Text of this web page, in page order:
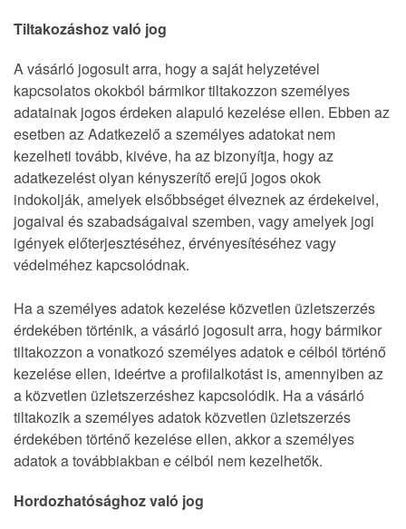
Tiltakozáshoz való jog
A vásárló jogosult arra, hogy a saját helyzetével
kapcsolatos okokból bármikor tiltakozzon személyes
adatainak jogos érdeken alapuló kezelése ellen. Ebben az
esetben az Adatkezelő a személyes adatokat nem
kezelheti tovább, kivéve, ha az bizonyítja, hogy az
adatkezelést olyan kényszerítő erejű jogos okok
indokolják, amelyek elsőbbséget élveznek az érdekeivel,
jogaival és szabadságaival szemben, vagy amelyek jogi
igények előterjesztéséhez, érvényesítéséhez vagy
védelméhez kapcsolódnak.
Ha a személyes adatok kezelése közvetlen üzletszerzés
érdekében történik, a vásárló jogosult arra, hogy bármikor
tiltakozzon a vonatkozó személyes adatok e célból történő
kezelése ellen, ideértve a profilalkotást is, amennyiben az
a közvetlen üzletszerzéshez kapcsolódik. Ha a vásárló
tiltakozik a személyes adatok közvetlen üzletszerzés
érdekében történő kezelése ellen, akkor a személyes
adatok a továbbiakban e célból nem kezelhetők.
Hordozhatósághoz való jog